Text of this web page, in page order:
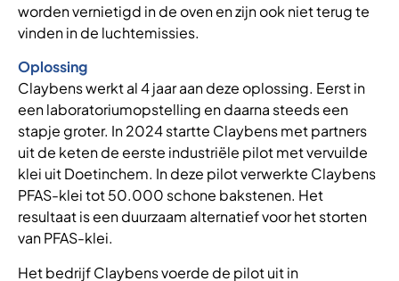
worden vernietigd in de oven en zijn ook niet terug te
vinden in de luchtemissies.
Oplossing
Claybens werkt al 4 jaar aan deze oplossing. Eerst in
een laboratoriumopstelling en daarna steeds een
stapje groter. In 2024 startte Claybens met partners
uit de keten de eerste industriële pilot met vervuilde
klei uit Doetinchem. In deze pilot verwerkte Claybens
PFAS-klei tot 50.000 schone bakstenen. Het
resultaat is een duurzaam alternatief voor het storten
van PFAS-klei.
Het bedrijf Claybens voerde de pilot uit in